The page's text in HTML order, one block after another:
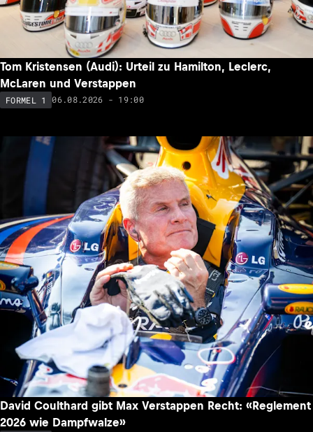
Tom Kristensen (Audi): Urteil zu Hamilton, Leclerc,
McLaren und Verstappen
FORMEL 1 06.08.2026 - 19:00
David Coulthard gibt Max Verstappen Recht: «Reglement
2026 wie Dampfwalze»